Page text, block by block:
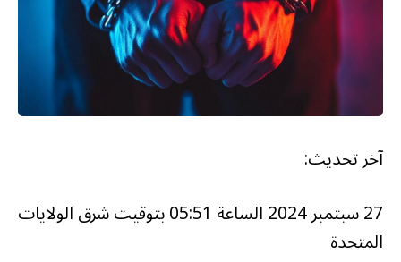
آخر تحديث:
27 سبتمبر 2024 الساعة 05:51 بتوقيت شرق الولايات
المتحدة